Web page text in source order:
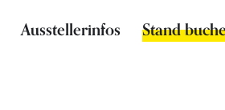
Ausstellerinfos Stand